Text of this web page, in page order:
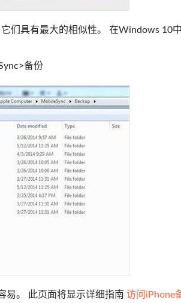
们具有最大的相似性。 在Windows 10
备份
易。 此页面将显示详细指南 访问iPhone